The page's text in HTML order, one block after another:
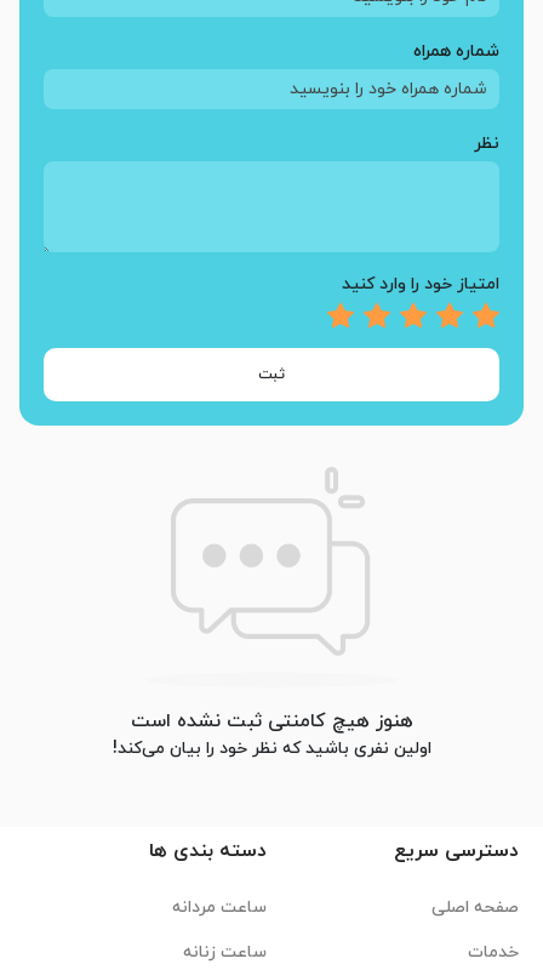
شماره همراه
نظر
امتیاز خود را وارد کنید
ثبت
هنوز هیچ کامنتی ثبت نشده است
اولین نفری باشید که نظر خود را بیان می‌کند!
دسترسی سریع
صفحه اصلی
خدمات
دسته بندی ها
ساعت مردانه
ساعت زنانه